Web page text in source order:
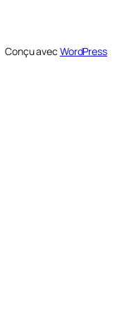
Conçu avec WordPress